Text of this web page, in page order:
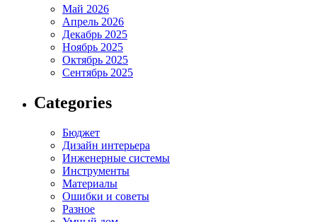
Май 2026
Апрель 2026
Декабрь 2025
Ноябрь 2025
Октябрь 2025
Сентябрь 2025
Categories
Бюджет
Дизайн интерьера
Инженерные системы
Инструменты
Материалы
Ошибки и советы
Разное